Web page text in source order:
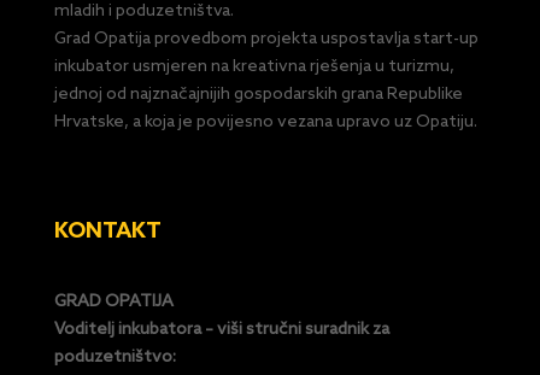
mladih i poduzetništva.
Grad Opatija provedbom projekta uspostavlja start-up
inkubator usmjeren na kreativna rješenja u turizmu,
jednoj od najznačajnijih gospodarskih grana Republike
Hrvatske, a koja je povijesno vezana upravo uz Opatiju.
KONTAKT
GRAD OPATIJA
Voditelj inkubatora – viši stručni suradnik za
poduzetništvo: